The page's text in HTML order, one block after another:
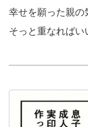
幸せを願った親の
そっと重なればい